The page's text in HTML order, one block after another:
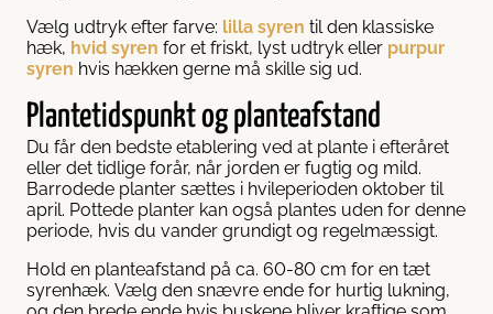
Vælg udtryk efter farve: lilla syren til den klassiske
hæk, hvid syren for et friskt, lyst udtryk eller purpur
syren hvis hækken gerne må skille sig ud.
Plantetidspunkt og planteafstand
Du får den bedste etablering ved at plante i efteråret
eller det tidlige forår, når jorden er fugtig og mild.
Barrodede planter sættes i hvileperioden oktober til
april. Pottede planter kan også plantes uden for denne
periode, hvis du vander grundigt og regelmæssigt.
Hold en planteafstand på ca. 60-80 cm for en tæt
syrenhæk. Vælg den snævre ende for hurtig lukning,